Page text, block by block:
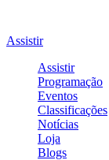
Assistir
Assistir
Programação
Eventos
Classificações
Notícias
Loja
Blogs